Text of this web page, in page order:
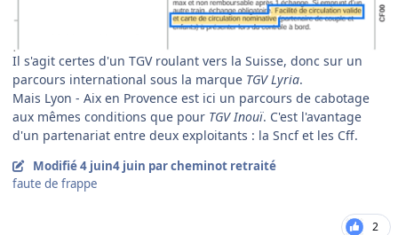
Il s'agit certes d'un TGV roulant vers la Suisse, donc sur un
parcours international sous la marque TGV Lyria.
Mais Lyon - Aix en Provence est ici un parcours de cabotage
aux mêmes conditions que pour TGV Inouï. C'est l'avantage
d'un partenariat entre deux exploitants : la Sncf et les Cff.
Modifié4 juin4 juin par cheminot retraité
faute de frappe
2